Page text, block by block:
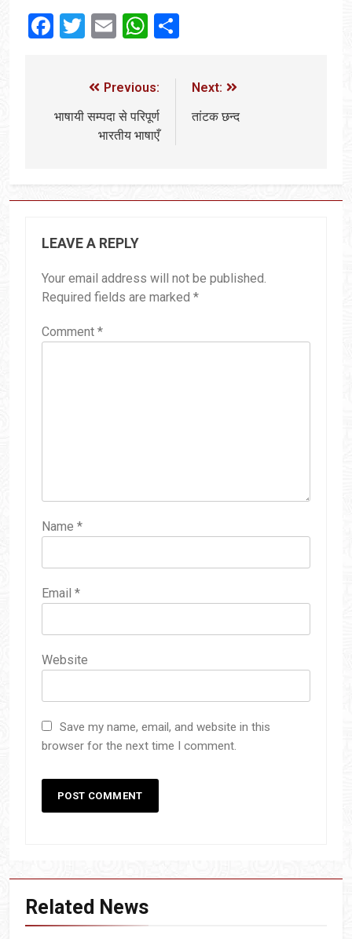
Facebook
Twitter
EmailWhatsApp
Previous:
भाषायी सम्पदा से परिपूर्ण
भारतीय भाषाएँ
Next:
तांटक छन्द
LEAVE A REPLY
Your email address will not be published.
Required fields are marked *
Comment *
Name *
Email *
Website
Save my name, email, and website in this
browser for the next time I comment.
Related News